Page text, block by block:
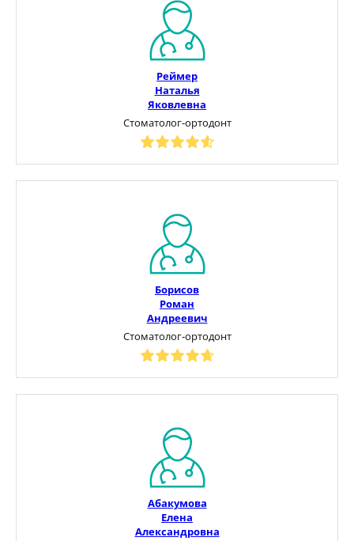
Реймер
Наталья
Яковлевна
Стоматолог-ортодонт
Борисов
Роман
Андреевич
Стоматолог-ортодонт
Абакумова
Елена
Александровна